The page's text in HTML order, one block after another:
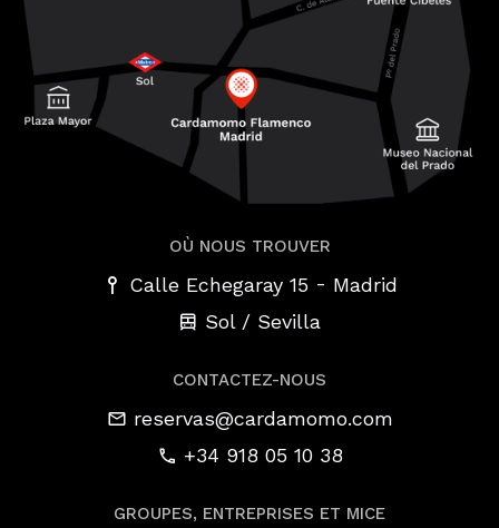
OÙ NOUS TROUVER
Calle Echegaray 15 - Madrid
Sol / Sevilla
CONTACTEZ-NOUS
reservas@cardamomo.com
+34 918 05 10 38
GROUPES, ENTREPRISES ET MICE